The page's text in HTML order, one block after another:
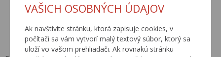
VAŠICH OSOBNÝCH ÚDAJOV
Ak navštívite stránku, ktorá zapisuje cookies, v
počítači sa vám vytvorí malý textový súbor, ktorý sa
uloží vo vašom prehliadači. Ak rovnakú stránku